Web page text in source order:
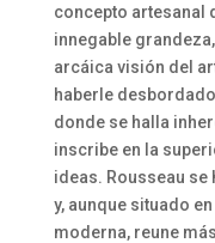
concepto artesanal
innegable
arcáica visión del
haberle
donde se halla
inscribe en la
ideas. Rousseau
y, aunque situado
moderna, reune